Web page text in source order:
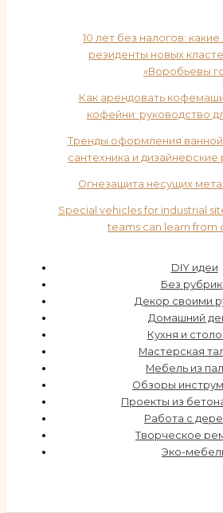
10 лет без налогов:
резиденты новых
«Воробьевы
Как арендовать
кофейни: руководство
Тренды оформления
сантехника и
Огнезащита несущих
Special vehicles for industrial
teams can learn from
DIY идеи
Без
Декор своими
Домашний
Кухня и
Мастерская
Мебель из
Обзоры
Проекты из
Работа с
Творческое
Эко-